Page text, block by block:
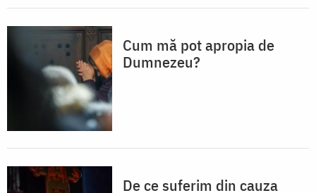
Cum mă pot apropia de
Dumnezeu?
De ce suferim din cauza